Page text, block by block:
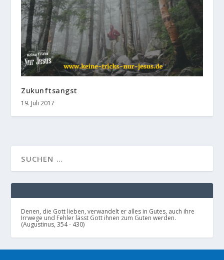
Zukunftsangst
19. Juli 2017
Denen, die Gott lieben, verwandelt er alles in Gutes, auch ihre
Irrwege und Fehler lässt Gott ihnen zum Guten werden.
(Augustinus, 354 - 430)